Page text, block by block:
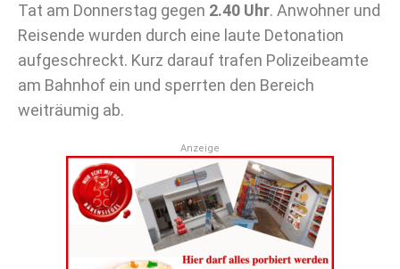
Tat am Donnerstag gegen 2.40 Uhr. Anwohner und
Reisende wurden durch eine laute Detonation
aufgeschreckt. Kurz darauf trafen Polizeibeamte
am Bahnhof ein und sperrten den Bereich
weiträumig ab.
Anzeige